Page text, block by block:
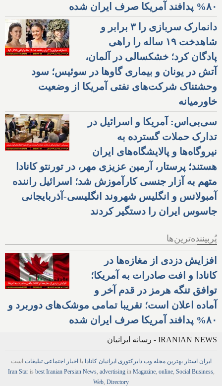
۸۰% پدافند آمریکا صرف ایران شده
دانمارک سربازی را ۳ برابر و
شاهدخت ۱۹ ساله را راهی
پادگان کرد؛ خشکسالی در آلمان،
آتش در یونان و بیماری گاوها در سوئیس؛ سود
وحشتناک شرکت‌های نفتی آمریکا از وضعیت
خاورمیانه
سی‌بی‌اس: آمریکا و اسرائیل در
تدارک حملات گسترده به
نیروگاه‌ها و پالایشگاه‌های ایران
هستند؛ پرستار، آرمین عزیزی مهر، در تورنتو کانادا
متهم به آزار جنسی کارآموزش شد؛ اسرائیل راننده
آمبولانس و انگلیس شهروند انگلیسی-آذربایجانی
جاسوس ایران را دستگیر کردند
پُربیننده‌ترین‌ها
افزایش دزدی از مغازه‌ها در
کانادا و افت صادرات به آمریکا؛
توافق تنگه هرمز در قدم آخر و
آماده اعلان است؛ تقریبا تمامی موشک‌های دوربرد و
۸۰% پدافند آمریکا صرف ایران شده
IRANIAN NEWS - رسانه ایرانیان
ایران استار بهترین مجله وب دایرکتوری ایرانیان کانادا بااخبار اجتماعی تبلیغات است
Iran Staris best Iranian Persian News, advertisingin Magazine, online, Social Business,
Web Directory